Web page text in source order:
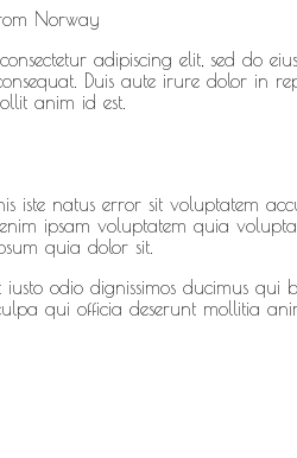
Norway
consectetur adipiscing elit, sed
Duis aute irure dolor in
anim id est.
iste natus error sit voluptatem
ipsam voluptatem quia
quia dolor sit.
odio dignissimos ducimus
qui officia deserunt mollitia